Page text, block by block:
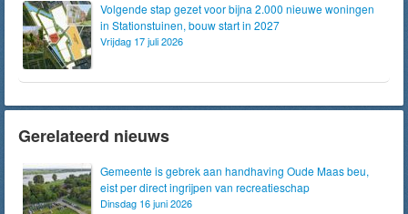
Volgende stap gezet voor bijna 2.000 nieuwe woningen
in Stationstuinen, bouw start in 2027
Vrijdag 17 juli 2026
Gerelateerd nieuws
Gemeente is gebrek aan handhaving Oude Maas beu,
eist per direct ingrijpen van recreatieschap
Dinsdag 16 juni 2026